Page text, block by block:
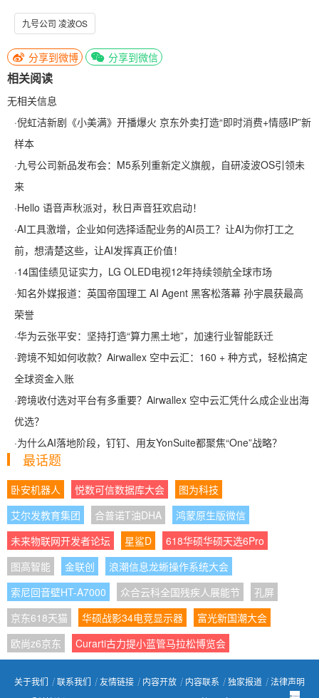
九号公司 凌波OS
分享到微博 分享到微信
相关阅读
无相关信息
·倪虹洁新剧《小美满》开播爆火 京东外卖打造“即时消费+情感IP”新
样本
·九号公司新品发布会：M5系列重新定义旗舰，自研凌波OS引领未
来
·Hello 语音声秋派对，秋日声音狂欢启动！
·AI工具激增，企业如何选择适配业务的AI员工？让AI为你打工之
前，想清楚这些，让AI发挥真正价值！
·14国佳绩见证实力，LG OLED电视12年持续领航全球市场
·知名外媒报道：英国帝国理工 AI Agent 黑客松落幕 孙宇晨获最高
荣誉
·华为云张平安：坚持打造“算力黑土地”，加速行业智能跃迁
·跨境不知如何收款？Airwallex 空中云汇：160 + 种方式，轻松搞定
全球资金入账
·跨境收付选对平台有多重要？Airwallex 空中云汇凭什么成企业出海
优选？
·为什么AI落地阶段，钉钉、用友YonSuite都聚焦“One”战略？
最话题
卧安机器人 悦数可信数据库大会
图为科技
艾尔发教育集团
合普诺T油DHA
鸿蒙原生版微信
未来物联网开发者论坛
星鲨D
618华硕华硕天选6Pro
图高智能
金联创
浪潮信息龙蜥操作系统大会
索尼回音壁HT-A7000
众合云科全国残疾人展能节
孔屏
京东618天猫
华硕战影34电竞显示器
富光新国潮大会
欧尚z6京东
Curarti古力提小蓝管马拉松博览会
关于我们 ┊ 联系我们 ┊ 友情链接 ┊ 内容开放 ┊ 内容联系 ┊ 独家报道 ┊ 法律声明